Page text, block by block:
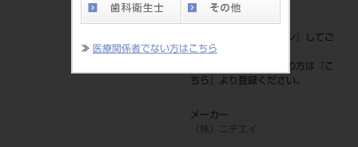
≫ 医療関係者でない方はこちら
標準価格
ログイン
』してご
覧ください。
ネット会員登録がまだの方は『
こ
ちら
』より登録ください。
メーカー
（株）ニチエイ